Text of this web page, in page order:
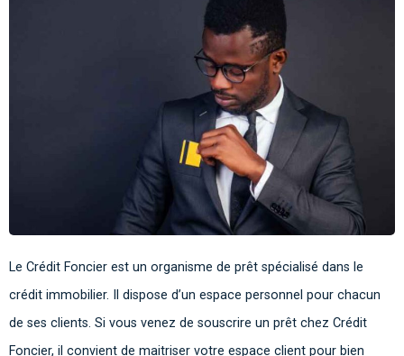
Le Crédit Foncier est un organisme de prêt spécialisé dans le
crédit immobilier. Il dispose d’un espace personnel pour chacun
de ses clients. Si vous venez de souscrire un prêt chez Crédit
Foncier, il convient de maitriser votre espace client pour bien